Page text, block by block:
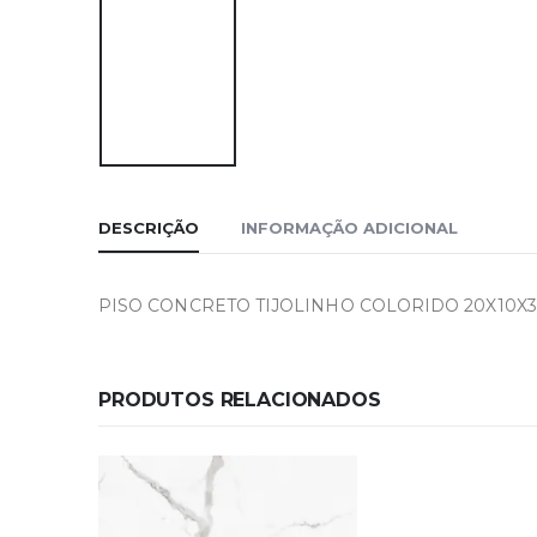
DESCRIÇÃO INFORMAÇÃO ADICIONAL
PISO CONCRETO TIJOLINHO COLORIDO
PRODUTOS RELACIONADOS